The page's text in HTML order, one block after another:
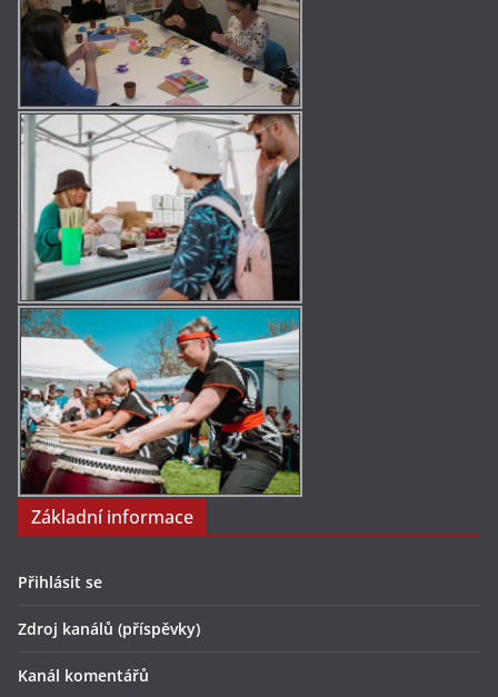
Základní informace
Přihlásit se
Zdroj kanálů (příspěvky)
Kanál komentářů